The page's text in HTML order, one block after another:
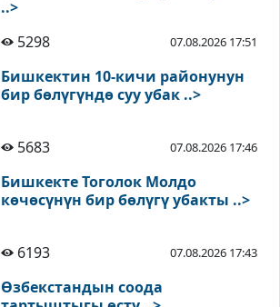
..>
5298
07.08.2026 17:51
Бишкектин 10-кичи районунун
бир бөлүгүндө суу убак ..>
5683 07.08.2026 17:46
Бишкекте Тоголок Молдо
көчөсүнүн бир бөлүгү убакты ..>
6193 07.08.2026 17:43
Өзбекстандын соода